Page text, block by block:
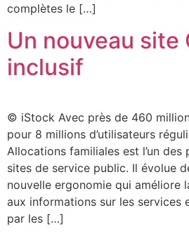
complètes le […]
Un nouveau site
inclusif
© iStock Avec près de 460
pour 8 millions d’utilisateurs
Allocations familiales est l’un des
sites de service public. Il évolue
nouvelle ergonomie qui améliore
aux informations sur les services
par les […]